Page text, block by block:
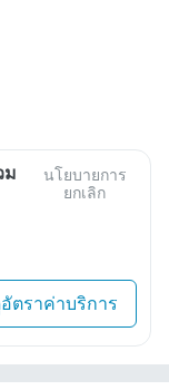
ม
นโยบายการ
ยกเลิก
ตราค่าบริการ